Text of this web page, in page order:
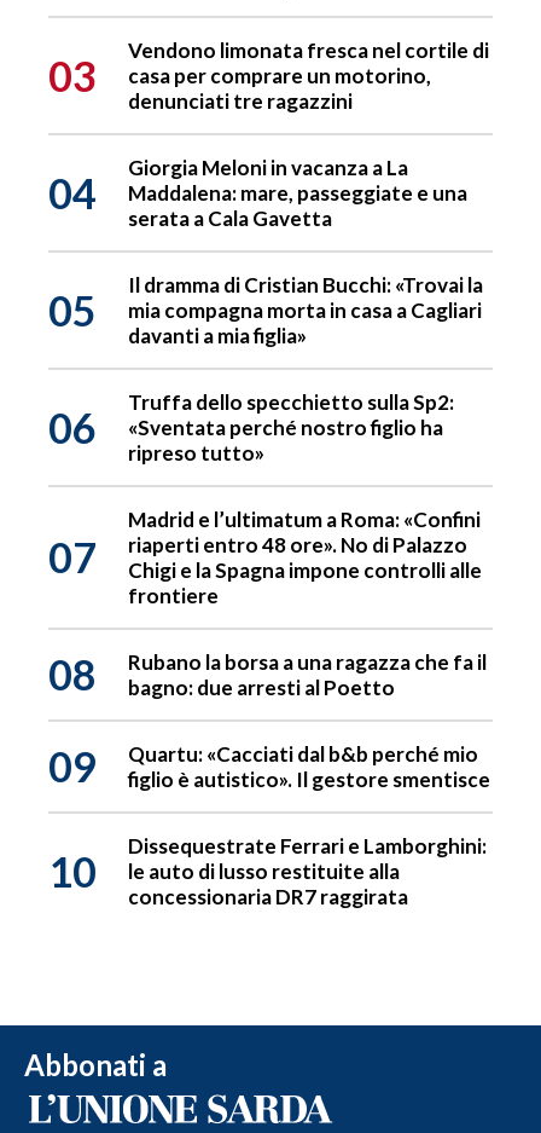
03
Vendono limonata fresca nel cortile di
casa per comprare un motorino,
denunciati tre ragazzini
04
Giorgia Meloni in vacanza a La
Maddalena: mare, passeggiate e una
serata a Cala Gavetta
05
Il dramma di Cristian Bucchi: «Trovai la
mia compagna morta in casa a Cagliari
davanti a mia figlia»
06
Truffa dello specchietto sulla Sp2:
«Sventata perché nostro figlio ha
ripreso tutto»
07
Madrid e l’ultimatum a Roma: «Confini
riaperti entro 48 ore». No di Palazzo
Chigi e la Spagna impone controlli alle
frontiere
08
Rubano la borsa a una ragazza che fa il
bagno: due arresti al Poetto
09
Quartu: «Cacciati dal b&b perché mio
figlio è autistico». Il gestore smentisce
10
Dissequestrate Ferrari e Lamborghini:
le auto di lusso restituite alla
concessionaria DR7 raggirata
Abbonati a